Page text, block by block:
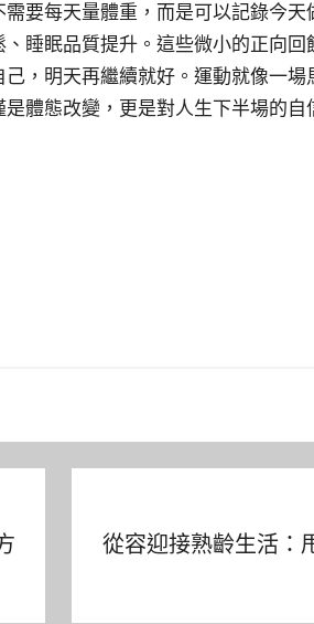
要每天量體重，而是可以記錄今
睡眠品質提升。這些微小的正向回
，明天再繼續就好。運動就像一場
體態改變，更是對人生下半場的自
從容迎接熟齡生活：